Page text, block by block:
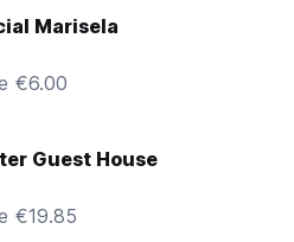
Marisela
€6.00
Guest House
€19.85